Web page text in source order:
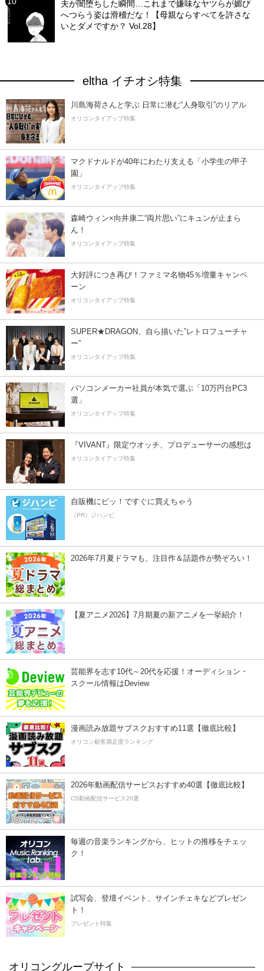
夫が闇堕ちした瞬間…これまで嫌味なヤツらが媚び
へつらう姿は滑稽だな！【母親ならすべてを許さな
いとダメですか？ Vol.28】
eltha イチオシ特集
川島海荷さんと学ぶ 日常に潜む“人身取引”のリアル
オリコンタイアップ特集
マクドナルドが40年にわたり支える「小学生の甲子
園」
オリコンタイアップ特集
森崎ウィン×向井康二“両片思い”にキュンが止まら
ん！
オリコンタイアップ特集
大好評につき再び！ファミマ名物45％増量キャンペ
ーン
オリコンタイアップ特集
SUPER★DRAGON、自ら描いた”レトロフューチャ
ー”
オリコンタイアップ特集
パソコンメーカー社員が本気で選ぶ「10万円台PC3
選」
オリコンタイアップ特集
『VIVANT』限定ウオッチ、プロデューサーの感想は
オリコンタイアップ特集
自販機にピッ！ですぐに買えちゃう
（PR）ジハンピ
2026年7月夏ドラマも、注目作＆話題作が勢ぞろい！
【夏アニメ2026】7月期夏の新アニメを一挙紹介！
芸能界を志す10代～20代を応援！オーディション・
スクール情報はDeview
漫画読み放題サブスクおすすめ11選【徹底比較】
オリコン顧客満足度ランキング
2026年動画配信サービスおすすめ40選【徹底比較】
CS動画配信サービス20選
毎週の音楽ランキングから、ヒットの推移をチェッ
ク！
試写会、登壇イベント、サインチェキなどプレゼン
ト！
プレゼント特集
オリコングループサイト